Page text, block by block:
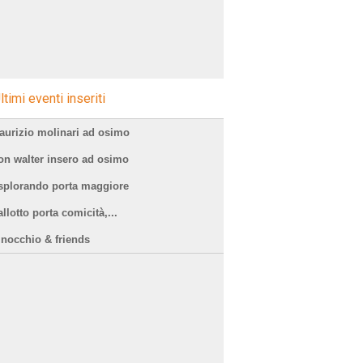
eventi inseriti
molinari ad osimo
walter insero ad osimo
porta maggiore
porta comicità,...
& friends